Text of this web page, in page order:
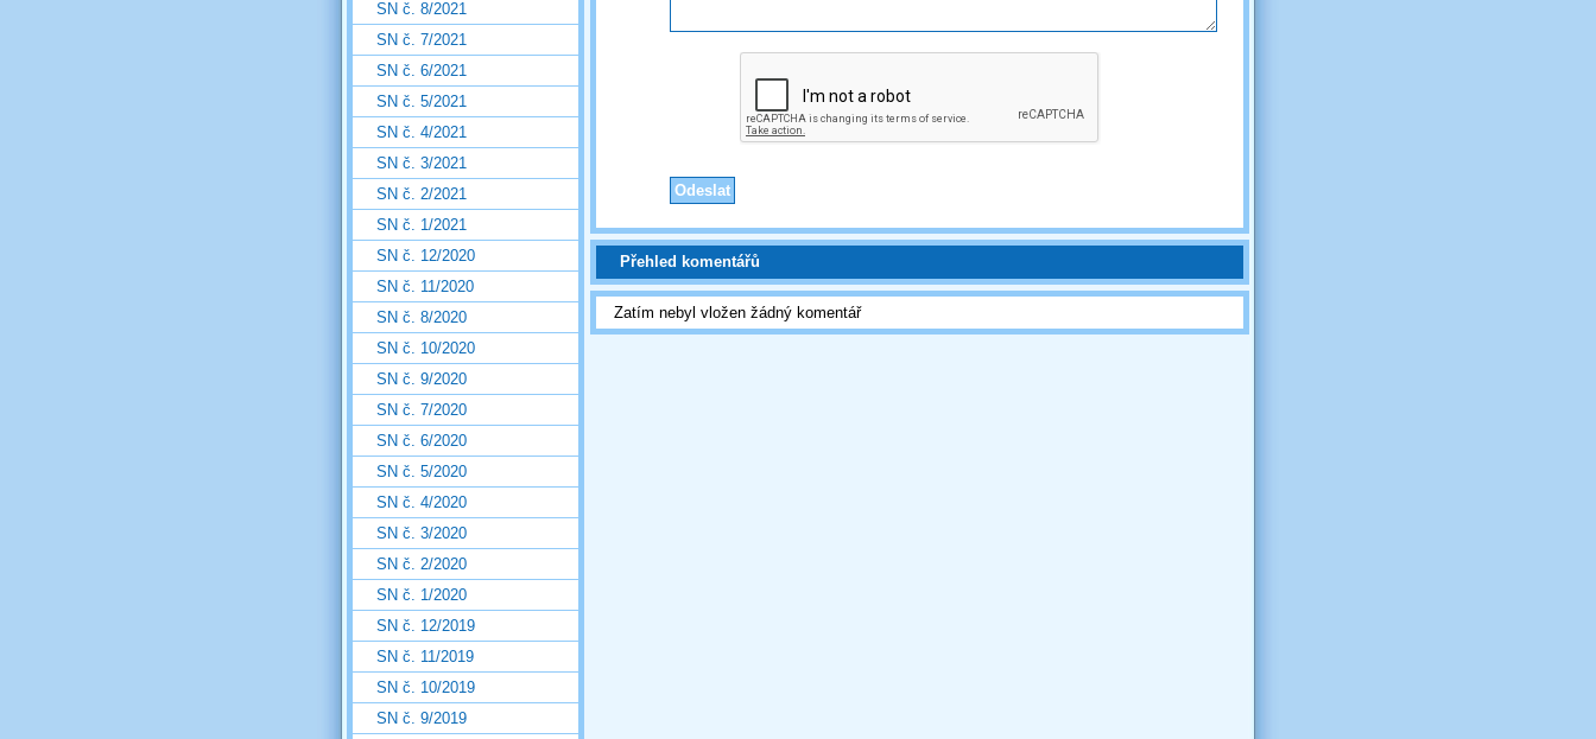
Přehled komentářů
Zatím nebyl vložen žádný komentář
SN č. 8/2021
SN č. 7/2021
SN č. 6/2021
SN č. 5/2021
SN č. 4/2021
SN č. 3/2021
SN č. 2/2021
SN č. 1/2021
SN č. 12/2020
SN č. 11/2020
SN č. 8/2020
SN č. 10/2020
SN č. 9/2020
SN č. 7/2020
SN č. 6/2020
SN č. 5/2020
SN č. 4/2020
SN č. 3/2020
SN č. 2/2020
SN č. 1/2020
SN č. 12/2019
SN č. 11/2019
SN č. 10/2019
SN č. 9/2019